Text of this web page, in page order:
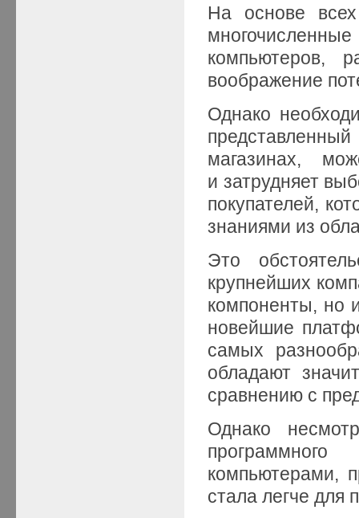
На основе всех
компьютеров,
воображение
Однако
магазинах,
и затрудняет
покупателей,
знаниями из
Это
крупнейших
компоненты, но
новейшие
самых
обладают
сравнению с
Однако
компьютерами,
стала легче для